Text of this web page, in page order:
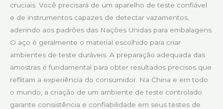
cruciais. Você precisará de um aparelho de teste confiável
e de instrumentos capazes de detectar vazamentos,
aderindo aos padrões das Nações Unidas para embalagens.
O aço é geralmente o material escolhido para criar
ambientes de teste duráveis. A preparação adequada das
amostras é fundamental para obter resultados precisos que
reflitam a experiência do consumidor. Na China e em todo
o mundo, a criação de um ambiente de teste controlado
garante consistência e confiabilidade em seus testes de